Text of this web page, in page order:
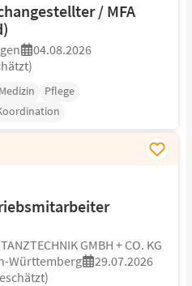
/ MFA
04.08.2026
Medizin
Pflege
GMBH + CO. KG
Württemberg
29.07.2026